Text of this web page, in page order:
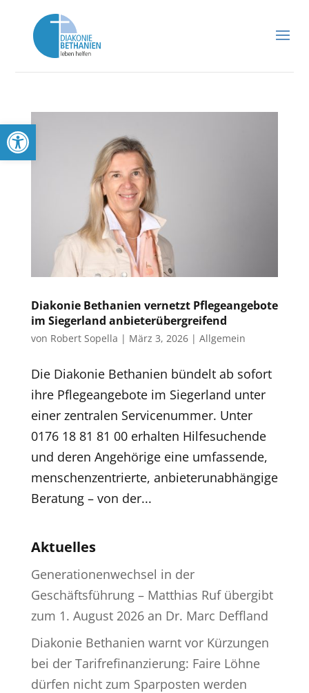
Werkzeugleiste öffnen
Diakonie Bethanien vernetzt Pflegeangebote
im Siegerland anbieterübergreifend
von Robert Sopella | März 3, 2026| Allgemein
Die Diakonie Bethanien bündelt ab sofort
ihre Pflegeangebote im Siegerland unter
einer zentralen Servicenummer. Unter
0176 18 81 81 00 erhalten Hilfesuchende
und deren Angehörige eine umfassende,
menschenzentrierte, anbieterunabhängige
Beratung – von der...
Aktuelles
Generationenwechsel in der
Geschäftsführung – Matthias Ruf übergibt
zum 1. August 2026 an Dr. Marc Deffland
Diakonie Bethanien warnt vor Kürzungen
bei der Tarifrefinanzierung: Faire Löhne
dürfen nicht zum Sparposten werden